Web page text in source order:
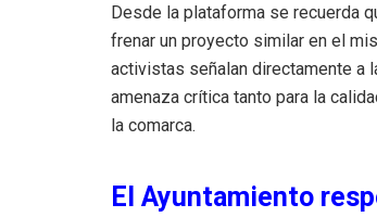
Desde la plataforma se recuerda
frenar un proyecto similar en el
activistas señalan directamente a
amenaza crítica tanto para la
la comarca.
El Ayuntamiento